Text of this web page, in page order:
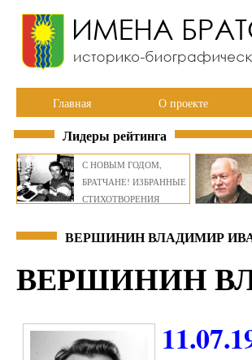
Главная О проекте
Лидеры рейтинга
С НОВЫМ ГОДОМ,
БРАТЧАНЕ! ИЗБРАННЫЕ
СТИХОТВОРЕНИЯ
ВЕРШИНИН ВЛАДИМИР
ВЕРШИНИН